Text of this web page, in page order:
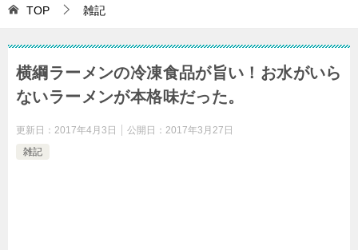
TOP 雑記
横綱ラーメンの冷凍食品が旨い！お水がいら
ないラーメンが本格味だった。
更新日： 2017年4月3日 公開日： 2017年3月27日
雑記